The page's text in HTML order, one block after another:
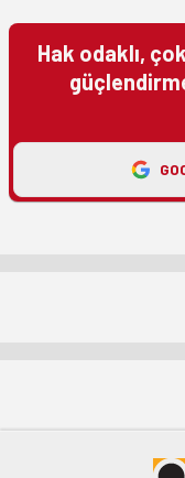
Hak odaklı,